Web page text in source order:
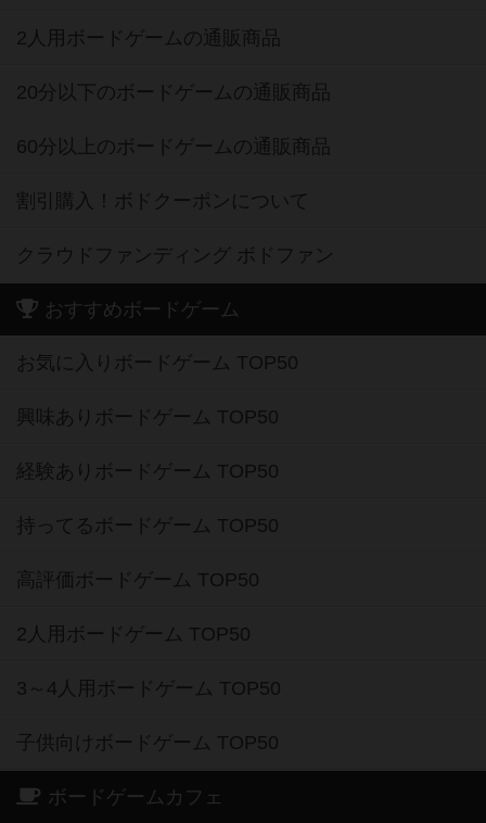
2人用ボードゲームの通販商品
20分以下のボードゲームの通販商品
60分以上のボードゲームの通販商品
割引購入！ボドクーポンについて
クラウドファンディング ボドファン
おすすめボードゲーム
お気に入りボードゲーム TOP50
興味ありボードゲーム TOP50
経験ありボードゲーム TOP50
持ってるボードゲーム TOP50
高評価ボードゲーム TOP50
2人用ボードゲーム TOP50
3～4人用ボードゲーム TOP50
子供向けボードゲーム TOP50
ボードゲームカフェ